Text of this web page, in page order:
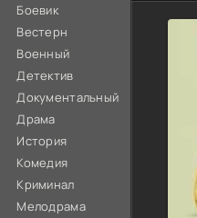
Боевик
Вестерн
Военный
Детектив
Документальный
Драма
История
Комедия
Криминал
Мелодрама